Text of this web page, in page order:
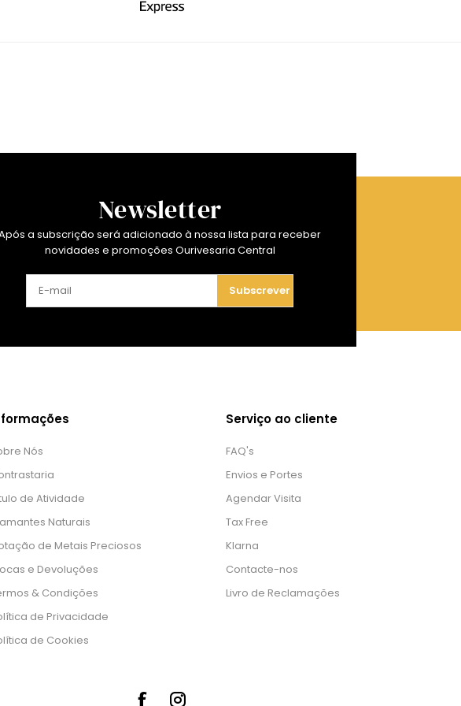
Newsletter
a subscrição será adicionado à nossa lista para receber
novidades e promoções Ourivesaria Central
Subscrever
Nós
de Atividade
Naturais
de Metais Preciosos
e Devoluções
& Condições
de Privacidade
de Cookies
Serviço ao cliente
FAQ's
Envios e Portes
Agendar Visita
Tax Free
Klarna
Contacte-nos
Livro de Reclamações